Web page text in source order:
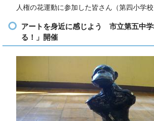
人権の花運動に参加した皆さん（第四小学校
アートを身近に感じよう 市立第五中
る！」開催